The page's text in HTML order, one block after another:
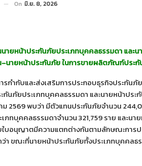
On มิ.ย. 8, 2026
ายหน้าประกันภัยประเภทบุคคลธรรมดา และ
นายหน้าประกันภัย ในการขายผลิตภัณฑ์ประ
กำกับและส่งเสริมการประกอบธุรกิจประกัน
กันภัยประเภทบุคคลธรรมดา และนายหน้าปร
2569 พบว่า มีตัวแทนประกันภัยจำนวน
ภทบุคคลธรรมดาจำนวน 321,759 ราย และ
ใบอนุญาตมีความแตกต่างกันตามลักษณะการ
า ขณะที่นายหน้าประกันภัยทั้งประเภทบุคคล